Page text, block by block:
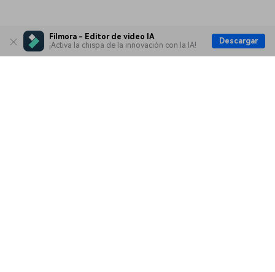
Filmora - Editor de video IA
¡Activa la chispa de la innovación con la IA!
Descargar